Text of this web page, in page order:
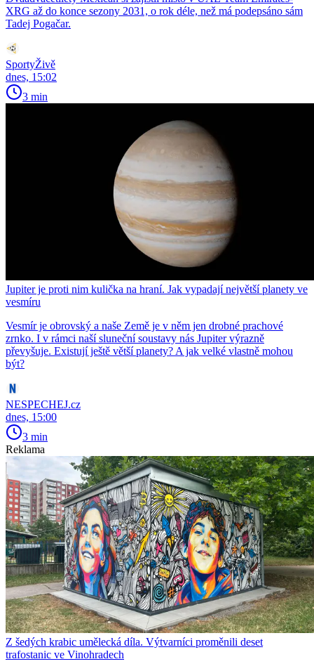
XRG až do konce sezony 2031, o rok déle, než má podepsáno sám
Tadej Pogačar.
SportyŽivě
dnes, 15:02
3 min
Jupiter je proti nim kulička na hraní. Jak vypadají největší planety ve
vesmíru
Vesmír je obrovský a naše Země je v něm jen drobné prachové
zrnko. I v rámci naší sluneční soustavy nás Jupiter výrazně
převyšuje. Existují ještě větší planety? A jak velké vlastně mohou
být?
NESPECHEJ.cz
dnes, 15:00
3 min
Reklama
Z šedých krabic umělecká díla. Výtvarníci proměnili deset
trafostanic ve Vinohradech